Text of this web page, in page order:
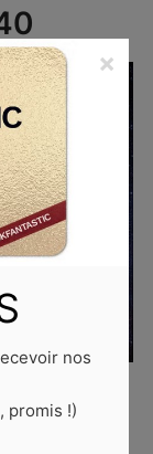
are
nos
promis !)
×